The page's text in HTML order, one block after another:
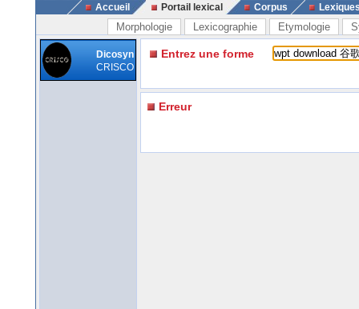
Accueil Portail lexical Corpus
Morphologie Lexicographie Etymologie
Dicosyn
CRISCO
Entrez une forme
Erreur